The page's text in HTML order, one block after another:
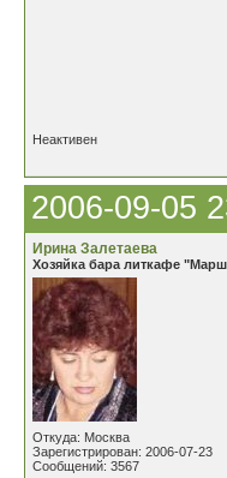
Неактивен
2006-09-05
Ирина Залетаева
Хозяйка бара литкафе
Откуда: Москва
Зарегистрирован: 2006-07-23
Сообщений: 3567